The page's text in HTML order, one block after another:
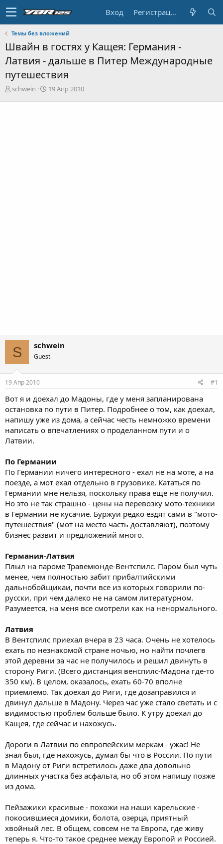
Вход Регистрация
Темы без вложений
Швайн в гостях у Кащея: Германия -
Латвия - дальше в Питер Международные
путешествия
А
schwein
Д
19 Апр 2010
S schwein
Guest
19 Апр 2010 #1
Вот я и доехал до Мадоны, где у меня запланирована
остановка по пути в Питер. Подробнее о том, как доехал,
напишу уже из дома, а сейчас честь немножко времени
написать о впечатлениях о проделанном пути и о
Латвии.
По Германии
По Германии ничего интересного - ехал не на моте, а на
поезде, а мот ехал отдельно в грузовике. Кататься по
Германии мне нельзя, поскольку права еще не получил.
Но это не так страшно - цены на перевозку мото-техники
в Германии не кусачие. Буржуи редко ездят сами в "мото-
путешествия" (мот на место часть доставляют), поэтому
бизнес развит и предложений много.
Германия-Латвия
Плыл на пароме Травемюнде-Вентспилс. Паром был чуть
менее, чем полностью забит прибалтийскими
дальнобойщикаи, почти все из которых говорили по-
русски, при чем далеко не на самом литературном.
Разумеется, на меня все смотрели как на ненормального.
Латвия
В Вентспилс приехал вчера в 23 часа. Очень не хотелось
ехать по незнакомой стране ночью, но найти почлегв
этой деревни за час не получилось и решил двинуть в
сторону Риги. (Всего дистанция венспилс-Мадона где-то
350 км). В целом, оказалось, ехать 60-70 вполне
приемлемо. Так доехал до Риги, где дозаправился и
двинул дальше в Мадону. Через час уже стало светать и с
видимостью проблем больше было. К утру доехал до
Кащея, где сейчас и нахожусь.
Дороги в Латвии по евпропейским меркам - ужас! Не
знал был, где нахожусь, думал бы что в России. По пути
в Мадону от Риги встретилось даже два довольно
длинных участка без асфальта, но об этом напишу позже
из дома.
Пейзажики красивые - похожи на наши карельские -
покосившиеся домики, болота, озерца, приятный
хвойный лес. В общем, совсем не та Европа, где живу
теперь я. Что-то такое среднее между Европой и Россией.